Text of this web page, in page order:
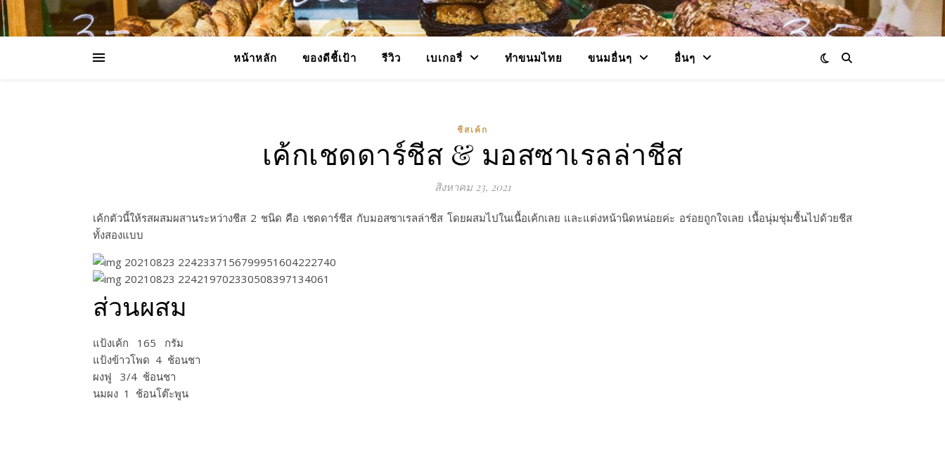
หน้าหลัก ของดีชี้เป้า รีวิว เบเกอรี่ ทำขนมไทย ขนมอื่นๆ อื่นๆ
ชีสเค้ก
เค้กเชดดาร์ชีส & มอสซาเรลล่าชีส
สิงหาคม 23, 2021
เค้กตัวนี้ให้รสผสมผสานระหว่างชีส 2 ชนิด คือ เชดดาร์ชีส กับมอสซาเรลล่าชีส โดยผสมไปในเนื้อเค้กเลย และแต่งหน้านิดหน่อยค่ะ อร่อยถูกใจเลย เนื้อนุ่มชุ่มชื้นไปด้วยชีส
ทั้งสองแบบ
ส่วนผสม
แป้งเค้ก 165 กรัม
แป้งข้าวโพด 4 ช้อนชา
ผงฟู 3/4​ ช้อนชา
นมผง 1 ช้อนโต๊ะพูน